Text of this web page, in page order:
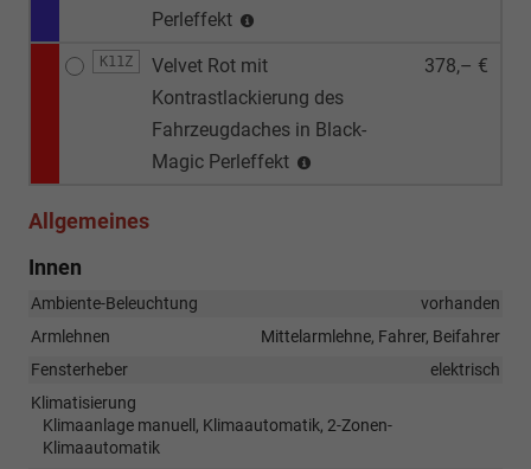
Perleffekt
K11Z
Velvet Rot mit
Kontrastlackierung des
Fahrzeugdaches in Black-
Magic Perleffekt
378,– €
Allgemeines
Innen
Ambiente-Beleuchtung
vorhanden
Armlehnen
Mittelarmlehne, Fahrer, Beifahrer
Fensterheber
elektrisch
Klimatisierung
Klimaanlage manuell, Klimaautomatik, 2-Zonen-
Klimaautomatik